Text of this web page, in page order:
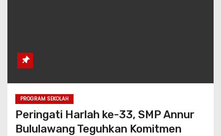
PROGRAM SEKOLAH
Peringati Harlah ke-33, SMP Annur
Bululawang Teguhkan Komitmen